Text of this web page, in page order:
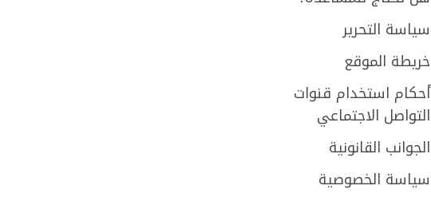
سياسة التحرير
خريطة الموقع
أحكام استخدام قنوات
التواصل الاجتماعي
الجوانب القانونية
سياسة الخصوصية